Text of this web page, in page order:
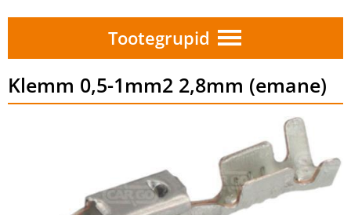
Tootegrupid
Klemm 0,5-1mm2 2,8mm (emane)